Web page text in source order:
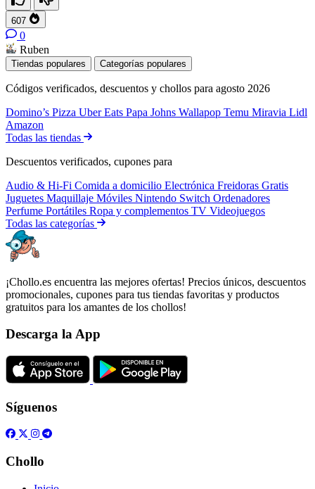
607
0
Ruben
Tiendas populares Categorías populares
Códigos verificados, descuentos y chollos para agosto 2026
Domino’s Pizza Uber Eats Papa Johns Wallapop Temu Miravia Lidl
Amazon
Todas las tiendas
Descuentos verificados, cupones para
Audio & Hi-Fi Comida a domicilio Electrónica Freidoras Gratis
Juguetes Maquillaje Móviles Nintendo Switch Ordenadores
Perfume Portátiles Ropa y complementos TV Videojuegos
Todas las categorías
¡Chollo.es encuentra las mejores ofertas! Precios únicos, descuentos
promocionales, cupones para tus tiendas favoritas y productos
gratuitos para los amantes de los chollos!
Descarga la App
Síguenos
Chollo